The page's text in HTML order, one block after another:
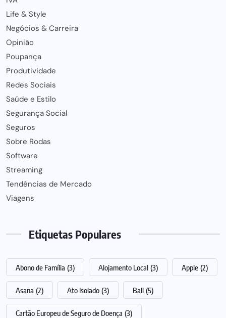
Life & Style
Negócios & Carreira
Opinião
Poupança
Produtividade
Redes Sociais
Saúde e Estilo
Segurança Social
Seguros
Sobre Rodas
Software
Streaming
Tendências de Mercado
Viagens
Etiquetas Populares
Abono de Família (3) Alojamento Local (3) Apple (2)
Asana (2) Ato Isolado (3) Bali (5)
Cartão Europeu de Seguro de Doença (3)